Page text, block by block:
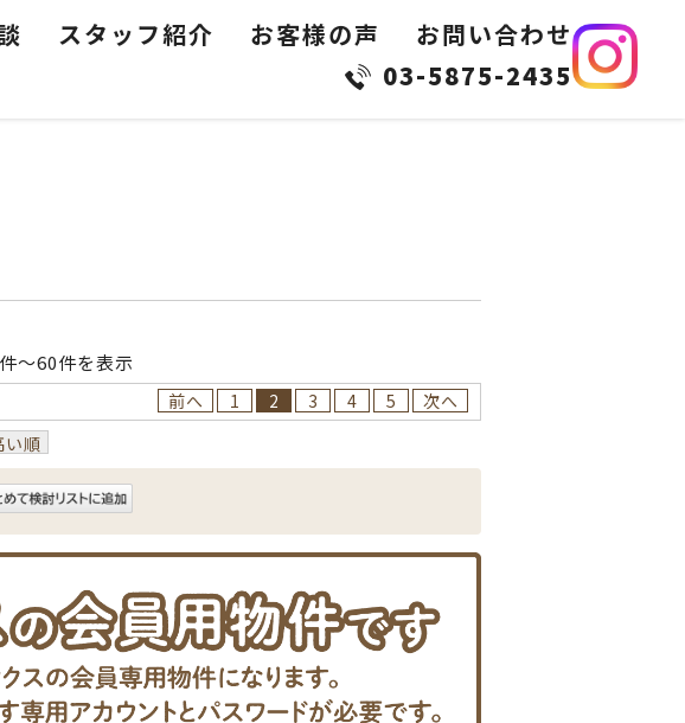
スタッフ紹介 お客様の声
お問い合わせ
03-5875-2435
〜60件を表示
前へ 1 2 3 4 5
次へ
い順